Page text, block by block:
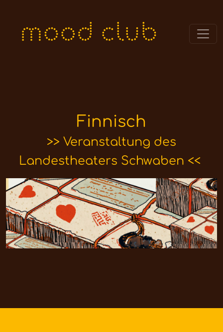
Finnisch
>> Veranstaltung des
Landestheaters Schwaben << ​